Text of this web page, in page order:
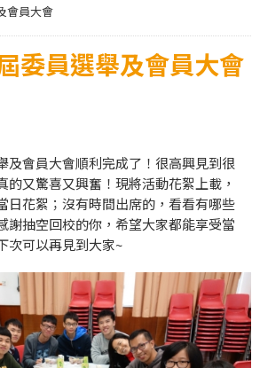
會員大會
委員選舉及會員大會
及會員大會順利完成了！很高興見到很
的又驚喜又興奮！現將活動花絮上載，
日花絮；沒有時間出席的，看看有哪些
謝抽空回校的你，希望大家都能享受當
次可以再見到大家~